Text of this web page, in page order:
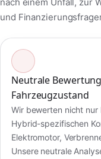
nach einem Unfall, zur
und
Neutrale
Fahrzeugzustand
Wir bewerten nicht nur
Hybrid-spezifischen
Elektromotor,
Unsere neutrale